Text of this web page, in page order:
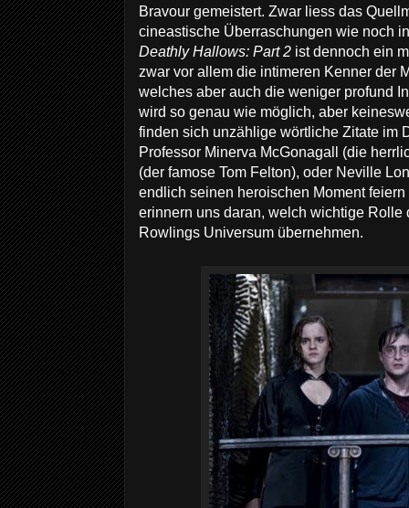
Bravour gemeistert. Zwar liess das
cineastische Überraschungen wie noch
Deathly Hallows: Part 2 ist dennoch ein
zwar vor allem die intimeren Kenner der
welches aber auch die weniger profund
wird so genau wie möglich, aber
finden sich unzählige wörtliche Zitate im
Professor Minerva McGonagall (die
(der famose Tom Felton), oder Neville
endlich seinen heroischen Moment
erinnern uns daran, welch wichtige Rolle
Rowlings Universum übernehmen.